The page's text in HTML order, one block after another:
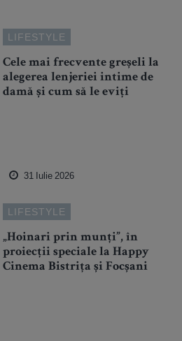
LIFESTYLE
Cele mai frecvente greșeli la
alegerea lenjeriei intime de
damă și cum să le eviți
31 Iulie 2026
LIFESTYLE
„Hoinari prin munți”, în
proiecții speciale la Happy
Cinema Bistrița și Focșani